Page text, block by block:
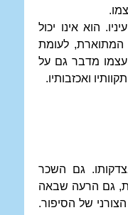
הוא אינו יכול
לעומת
מדבר גם על
ואכזבותיו.
גם השכר
גם הרעה שבאה
של הסיפור.